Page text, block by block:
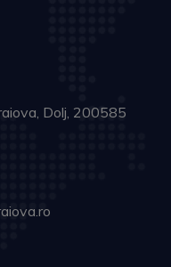
Dolj, 200585